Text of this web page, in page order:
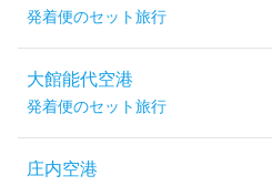
発着便のセット旅行
大館能代空港
発着便のセット旅行
庄内空港